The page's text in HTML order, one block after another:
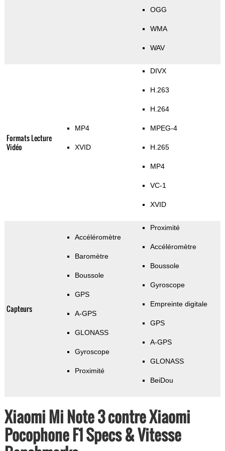
OGG
WMA
WAV
Formats Lecture
Vidéo
MP4
XVID
DIVX
H.263
H.264
MPEG-4
H.265
MP4
VC-1
XVID
Capteurs
Accéléromètre
Baromètre
Boussole
GPS
A-GPS
GLONASS
Gyroscope
Proximité
Proximité
Accéléromètre
Boussole
Gyroscope
Empreinte digitale
GPS
A-GPS
GLONASS
BeiDou
Xiaomi Mi Note 3 contre Xiaomi
Pocophone F1 Specs & Vitesse